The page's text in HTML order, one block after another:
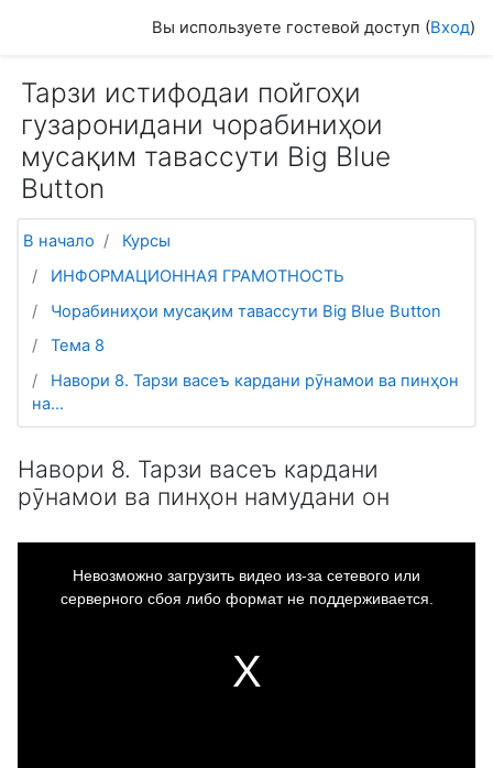
Вы используете гостевой доступ (Вход)
Тарзи истифодаи пойгоҳи
гузаронидани чорабиниҳои
мусақим тавассути Big Blue
Button
В начало
Курсы
ИНФОРМАЦИОННАЯ ГРАМОТНОСТЬ
Чорабиниҳои мусақим тавассути Big Blue Button
Тема 8
Навори 8. Тарзи васеъ кардани рӯнамои ва пинҳон
на...
Навори 8. Тарзи васеъ кардани
рӯнамои ва пинҳон намудани он
Невозможно загрузить видео из-за сетевого или
серверного сбоя либо формат не поддерживается.